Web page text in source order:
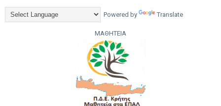
Powered by Translate
ΜΑΘΗΤΕΙΑ